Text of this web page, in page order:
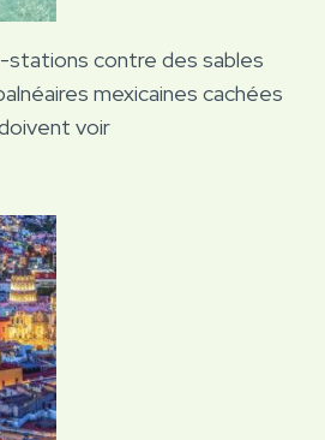
stations contre des sables
mexicaines cachées
voir